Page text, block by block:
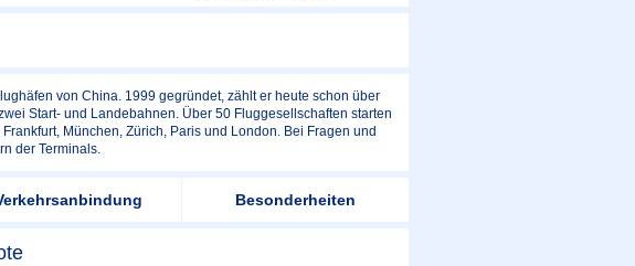
von China. 1999 gegründet, zählt er heute schon über
Start- und Landebahnen. Über 50 Fluggesellschaften starten
München, Zürich, Paris und London. Bei Fragen und
der Terminals.
Besonderheiten